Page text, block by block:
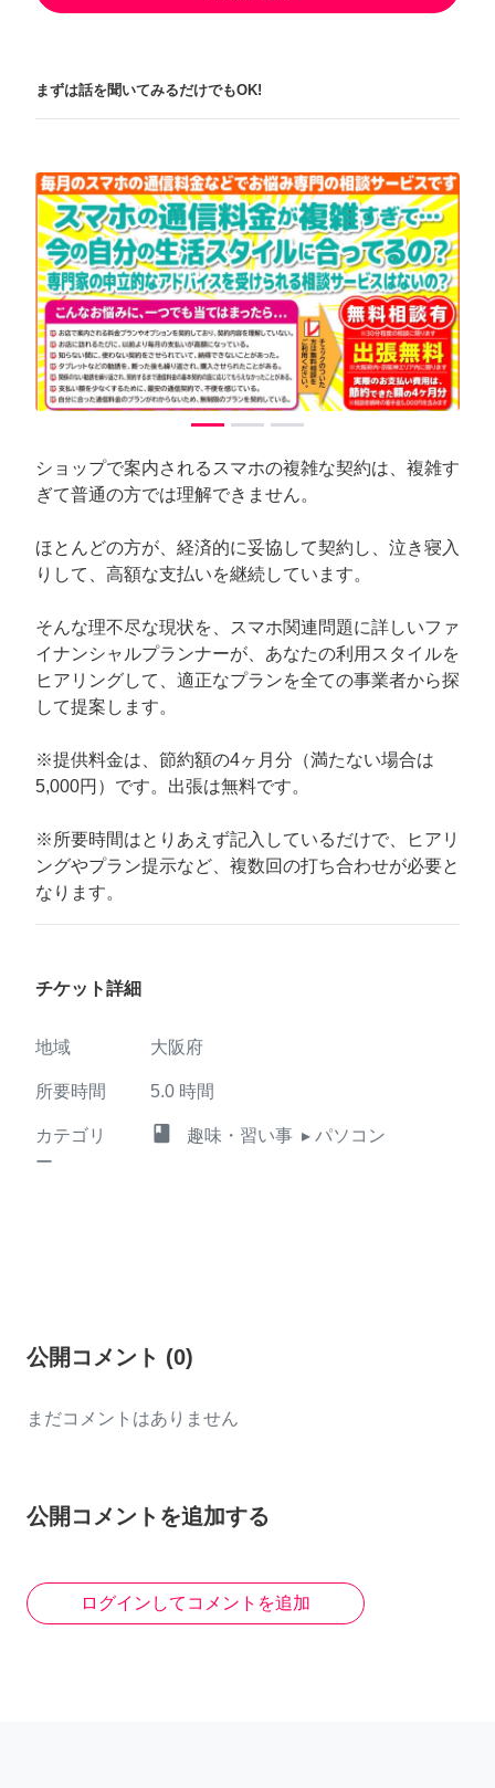
まずは話を聞いてみるだけでもOK!
arrow_back_iosPrevious arrow_forward_iosNext
ショップで案内されるスマホの複雑な契約は、複雑す
ぎて普通の方では理解できません。
ほとんどの方が、経済的に妥協して契約し、泣き寝入
りして、高額な支払いを継続しています。
そんな理不尽な現状を、スマホ関連問題に詳しいファ
イナンシャルプランナーが、あなたの利用スタイルを
ヒアリングして、適正なプランを全ての事業者から探
して提案します。
※提供料金は、節約額の4ヶ月分（満たない場合は
5,000円）です。出張は無料です。
※所要時間はとりあえず記入しているだけで、ヒアリ
ングやプラン提示など、複数回の打ち合わせが必要と
なります。
チケット詳細
地域 大阪府
所要時間 5.0 時間
カテゴリ
ー
class 趣味・習い事 ▸ パソコン
公開コメント (0)
まだコメントはありません
公開コメントを追加する
ログインしてコメントを追加